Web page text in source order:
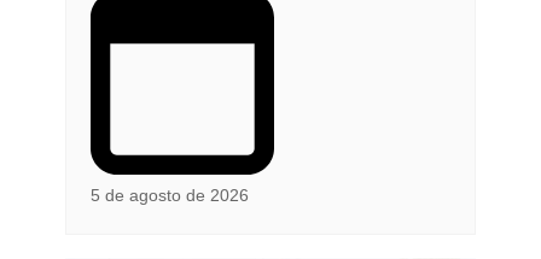
5 de agosto de 2026